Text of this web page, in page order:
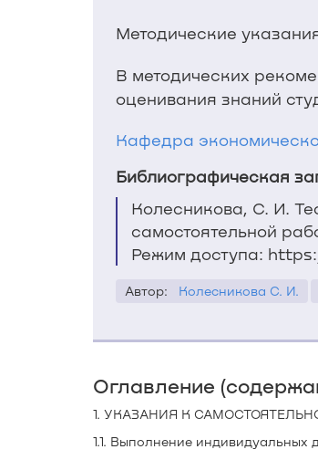
Методические
В методических
оценивания знаний
Кафедра
Библиографическая
Колесникова, С. И.
самостоятельной
Режим доступа:
Автор: Колесникова С. И.
Оглавление
1. УКАЗАНИЯ К
1.1. Выполнение